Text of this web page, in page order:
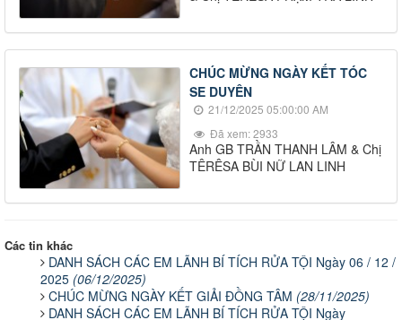
CHÚC MỪNG NGÀY KẾT TÓC
SE DUYÊN
21/12/2025 05:00:00 AM
Đã xem: 2933
Anh GB TRẦN THANH LÂM & Chị
TÊRÊSA BÙI NỮ LAN LINH
Các tin khác
DANH SÁCH CÁC EM LÃNH BÍ TÍCH RỬA TỘI Ngày 06 / 12 /
2025 (06/12/2025)
CHÚC MỪNG NGÀY KẾT GIẢI ĐỒNG TÂM (28/11/2025)
DANH SÁCH CÁC EM LÃNH BÍ TÍCH RỬA TỘI Ngày